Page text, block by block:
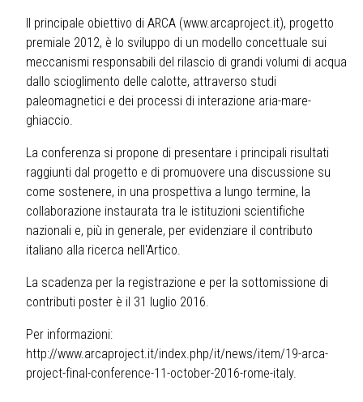
Il principale obiettivo di ARCA (www.arcaproject.it), progetto
premiale 2012, è lo sviluppo di un modello concettuale sui
meccanismi responsabili del rilascio di grandi volumi di acqua
dallo scioglimento delle calotte, attraverso studi
paleomagnetici e dei processi di interazione aria-mare-
ghiaccio.
La conferenza si propone di presentare i principali risultati
raggiunti dal progetto e di promuovere una discussione su
come sostenere, in una prospettiva a lungo termine, la
collaborazione instaurata tra le istituzioni scientifiche
nazionali e, più in generale, per evidenziare il contributo
italiano alla ricerca nell'Artico.
La scadenza per la registrazione e per la sottomissione di
contributi poster è il 31 luglio 2016.
Per informazioni:
http://www.arcaproject.it/index.php/it/news/item/19-arca-
project-final-conference-11-october-2016-rome-italy.